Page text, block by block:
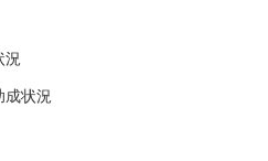
況
成状況